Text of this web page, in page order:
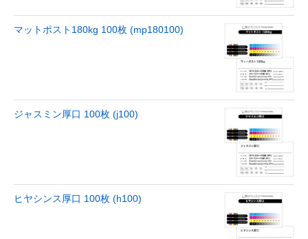
マットポスト180kg 100枚 (mp180100)
ジャスミン厚口 100枚 (j100)
ヒヤシンス厚口 100枚 (h100)